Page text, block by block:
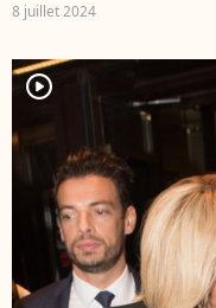
8 juillet 2024
player2